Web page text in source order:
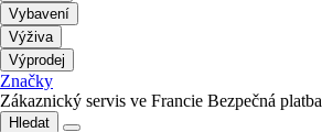
Vybavení
Výživa
Výprodej
Značky
Zákaznický servis ve Francie Bezpečná platba
Hledat